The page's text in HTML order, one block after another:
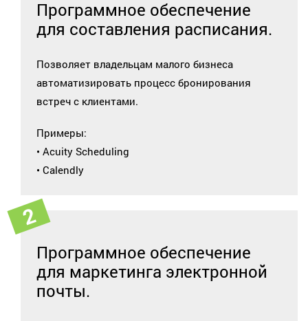
Программное обеспечение
для составления расписания.
Позволяет владельцам малого бизнеса
автоматизировать процесс бронирования
встреч с клиентами.
Примеры:
• Acuity Scheduling
• Calendly
Программное обеспечение
для маркетинга электронной
почты.